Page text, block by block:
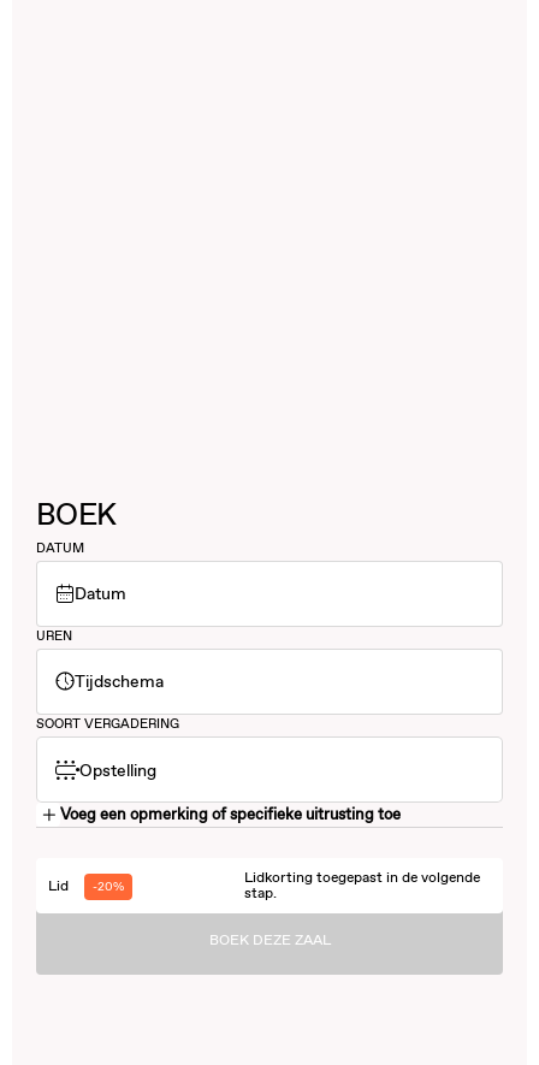
BOEK
DATUM
Datum
UREN
Tijdschema
SOORT VERGADERING
Opstelling
Voeg een opmerking of specifieke uitrusting toe
Lid -20%
Lidkorting toegepast in de volgende
stap.
BOEK DEZE ZAAL